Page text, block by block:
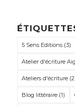
5 Sens Editions(3)
Atelier d'écriture
Ateliers d'écriture
Blog littéraire(1)